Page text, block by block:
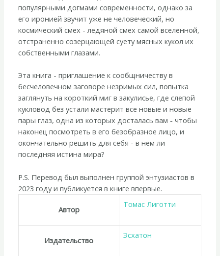
популярными догмами современности, однако за
его иронией звучит уже не человеческий, но
космический смех - ледяной смех самой вселенной,
отстраненно созерцающей суету мясных кукол их
собственными глазами.
Эта книга - приглашение к сообщничеству в
бесчеловечном заговоре незримых сил, попытка
заглянуть на короткий миг в закулисье, где слепой
кукловод без устали мастерит все новые и новые
пары глаз, одна из которых досталась вам - чтобы
наконец посмотреть в его безобразное лицо, и
окончательно решить для себя - в нем ли
последняя истина мира?
P.S. Перевод был выполнен группой энтузиастов в
2023 году и публикуется в книге впервые.
Автор
Томас Лиготти
Издательство
Эсхатон